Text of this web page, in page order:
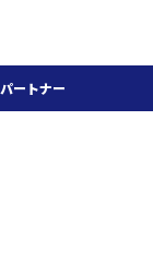
パートナー